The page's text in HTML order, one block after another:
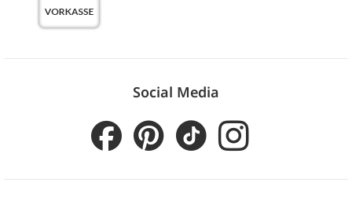
Social Media